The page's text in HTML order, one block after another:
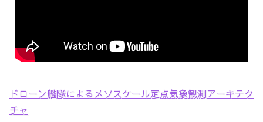
ドローン艦隊によるメソスケール定点気象観測アーキテク
チャ